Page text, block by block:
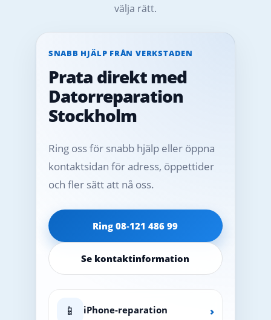
välja rätt.
SNABB HJÄLP FRÅN VERKSTADEN
Prata direkt med
Datorreparation
Stockholm
Ring oss för snabb hjälp eller öppna
kontaktsidan för adress, öppettider
och fler sätt att nå oss.
Ring 08‑121 486 99
Se kontaktinformation
📱 iPhone-reparation ›